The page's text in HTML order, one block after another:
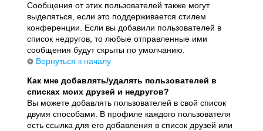
Сообщения от этих пользователей также могут
выделяться, если это поддерживается стилем
конференции. Если вы добавили пользователей в
список недругов, то любые отправленные ими
сообщения будут скрыты по умолчанию.
Вернуться к началу
Как мне добавлять/удалять пользователей в
списках моих друзей и недругов?
Вы можете добавлять пользователей в свой список
двумя способами. В профиле каждого пользователя
есть ссылка для его добавления в список друзей или